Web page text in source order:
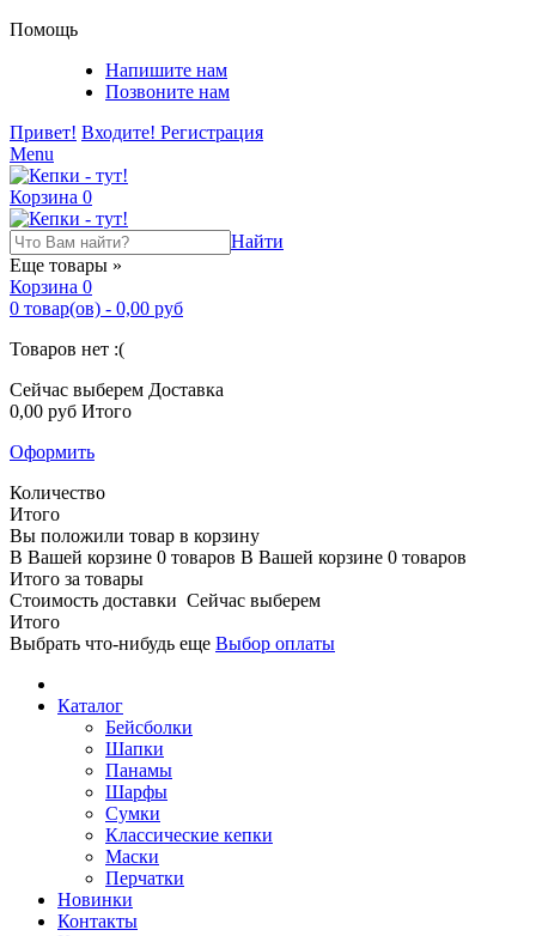
Помощь
Напишите нам
Позвоните нам
Привет! Входите! Регистрация
Menu
Корзина 0
Найти
Еще товары »
Корзина 0
0 товар(ов) - 0,00 руб
Товаров нет :(
Сейчас выберем Доставка
0,00 руб Итого
Оформить
Количество
Итого
Вы положили товар в корзину
В Вашей корзине 0 товаров В Вашей корзине 0 товаров
Итого за товары
Стоимость доставки Сейчас выберем
Итого
Выбрать что-нибудь еще Выбор оплаты
Каталог
Бейсболки
Шапки
Панамы
Шарфы
Сумки
Классические кепки
Маски
Перчатки
Новинки
Контакты